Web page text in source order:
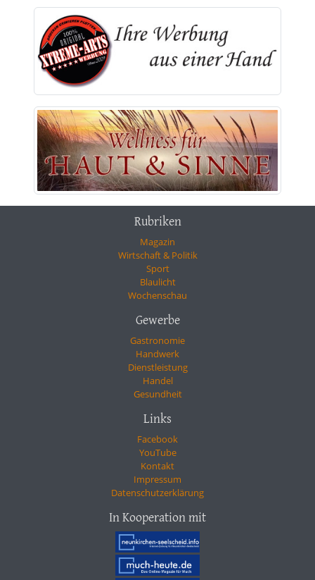
Rubriken
Magazin
Wirtschaft & Politik
Sport
Blaulicht
Wochenschau
Gewerbe
Gastronomie
Handwerk
Dienstleistung
Handel
Gesundheit
Links
Facebook
YouTube
Kontakt
Impressum
Datenschutzerklärung
In Kooperation mit